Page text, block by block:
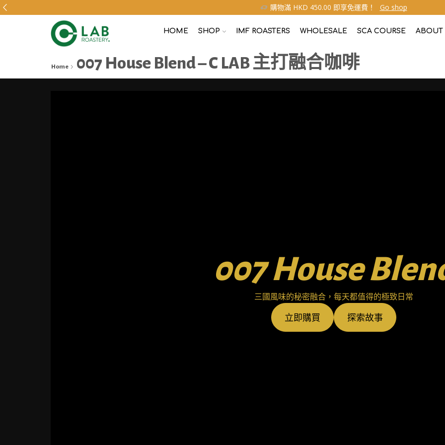
購物滿 HKD 450.00 即享免運費！ Go shop
HOME SHOP IMF ROASTERS WHOLESALE SCA COURSE ABOUT
Home 007 House Blend – C LAB 主打融合咖啡
007 House
三國風味的秘密融合，每天都值得的極致日常
立即購買 探索故事